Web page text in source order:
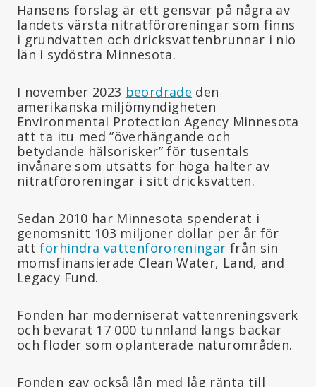
Hansens förslag är ett gensvar på några av
landets värsta nitratföroreningar som finns
i grundvatten och dricksvattenbrunnar i nio
län i sydöstra Minnesota.
I november 2023 beordrade den
amerikanska miljömyndigheten
Environmental Protection Agency Minnesota
att ta itu med ”överhängande och
betydande hälsorisker” för tusentals
invånare som utsätts för höga halter av
nitratföroreningar i sitt dricksvatten.
Sedan 2010 har Minnesota spenderat i
genomsnitt 103 miljoner dollar per år för
attförhindra vattenföroreningar från sin
momsfinansierade Clean Water, Land, and
Legacy Fund.
Fonden har moderniserat vattenreningsverk
och bevarat 17 000 tunnland längs bäckar
och floder som oplanterade naturområden.
Fonden gav också lån med låg ränta till